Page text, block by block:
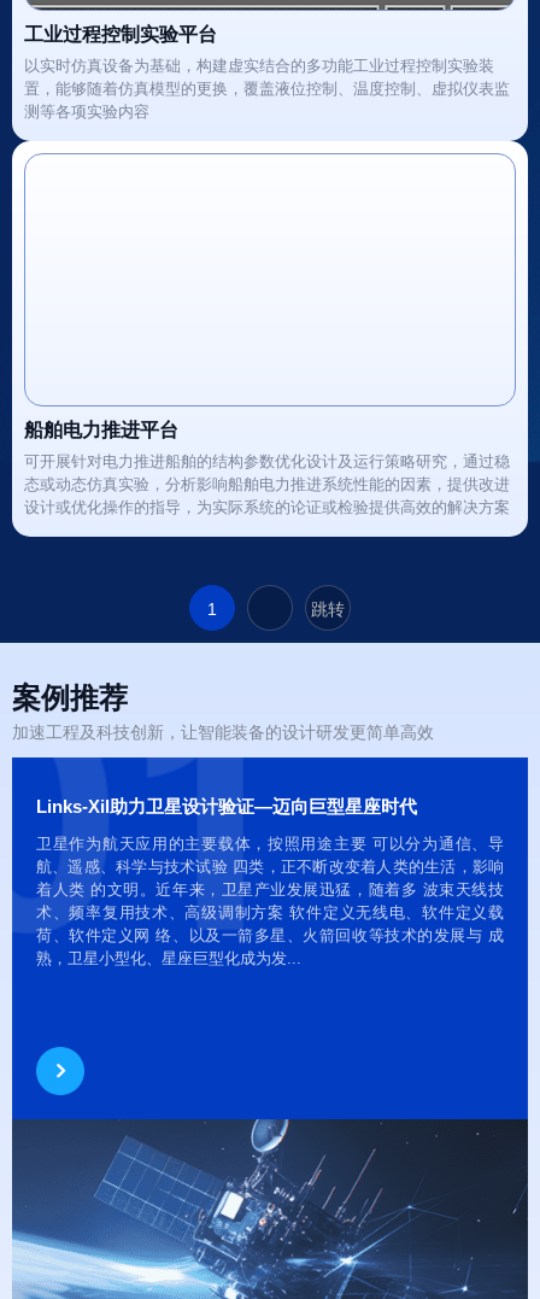
工业过程控制实验平台
以实时仿真设备为基础，构建虚实结合的多功能工业过程控制实验装
置，能够随着仿真模型的更换，覆盖液位控制、温度控制、虚拟仪表监
测等各项实验内容
船舶电力推进平台
可开展针对电力推进船舶的结构参数优化设计及运行策略研究，通过稳
态或动态仿真实验，分析影响船舶电力推进系统性能的因素，提供改进
设计或优化操作的指导，为实际系统的论证或检验提供高效的解决方案
1 跳转
案例推荐
加速工程及科技创新，让智能装备的设计研发更简单高效
Links-Xil助力卫星设计验证—迈向巨型星座时代
卫星作为航天应用的主要载体，按照用途主要 可以分为通信、导
航、遥感、科学与技术试验 四类，正不断改变着人类的生活，影响
着人类 的文明。近年来，卫星产业发展迅猛，随着多 波束天线技
术、频率复用技术、高级调制方案 软件定义无线电、软件定义载
荷、软件定义网 络、以及一箭多星、火箭回收等技术的发展与 成
熟，卫星小型化、星座巨型化成为发...